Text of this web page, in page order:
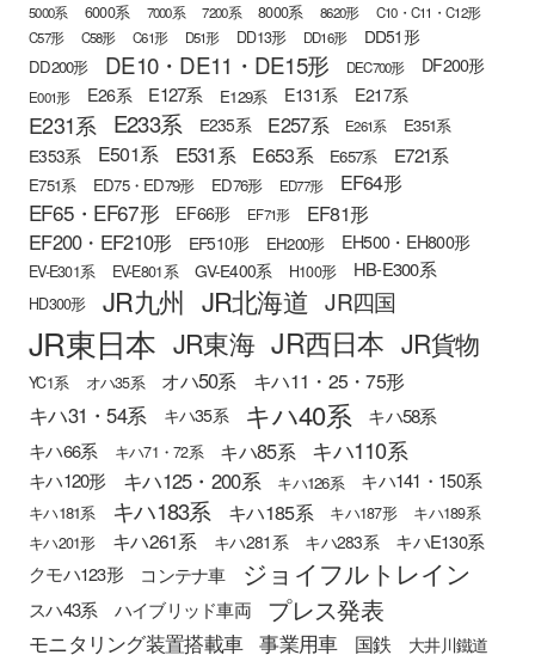
5000系 6000系 7000系 7200系 8000系 8620形
C10・C11・C12形
C57形
C58形 C61形 D51形 DD13形 DD16形 DD51形
DD200形 DE10・DE11・DE15形 DEC700形 DF200形
E001形 E26系 E127系 E129系 E131系 E217系
E231系 E233系 E235系 E257系 E261系 E351系
E353系 E501系 E531系 E653系 E657系 E721系
E751系 ED75・ED79形 ED76形 ED77形 EF64形
EF65・EF67形 EF66形 EF71形
EF81形
EF200・EF210形
EF510形 EH200形 EH500・EH800形
EV-E301系 EV-E801系 GV-E400系 H100形 HB-E300系
HD300形 JR九州 JR北海道 JR四国
JR東日本 JR東海 JR西日本 JR貨物
YC1系 オハ35系 オハ50系 キハ11・25・75形
キハ31・54系 キハ35系 キハ40系 キハ58系
キハ66系 キハ71・72系 キハ85系 キハ110系
キハ120形 キハ125・200系 キハ126系 キハ141・150系
キハ181系 キハ183系 キハ185系 キハ187形
キハ189系
キハ201形
キハ261系 キハ281系 キハ283系
キハE130系
クモハ123形
コンテナ車 ジョイフルトレイン
スハ43系 ハイブリッド車両 プレス発表
モニタリング装置搭載車 事業用車 国鉄 大井川鐵道